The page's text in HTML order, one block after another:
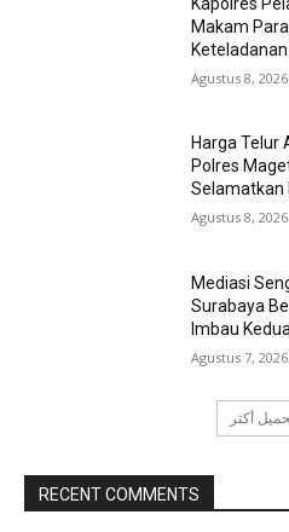
Makam
Agustus 8, 2026
Harga Telur
Polres
Selamatkan
Agustus 8, 2026
Mediasi
Surabaya
Imbau
Agustus 7, 2026
أكثر
RECENT COMMENTS